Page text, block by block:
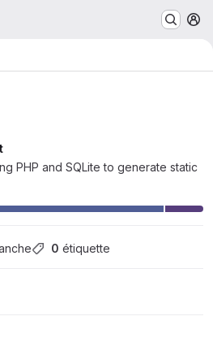
PHP and SQLite to generate static
0 étiquette